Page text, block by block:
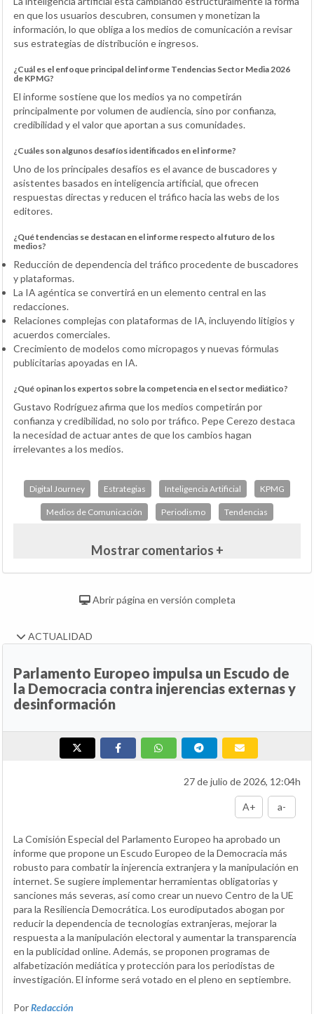
en que los usuarios descubren, consumen y monetizan la
información, lo que obliga a los medios de comunicación a revisar
sus estrategias de distribución e ingresos.
¿Cuál es el enfoque principal del informe Tendencias Sector Media 2026
de KPMG?
El informe sostiene que los medios ya no competirán
principalmente por volumen de audiencia, sino por confianza,
credibilidad y el valor que aportan a sus comunidades.
¿Cuáles son algunos desafíos identificados en el informe?
Uno de los principales desafíos es el avance de buscadores y
asistentes basados en inteligencia artificial, que ofrecen
respuestas directas y reducen el tráfico hacia las webs de los
editores.
¿Qué tendencias se destacan en el informe respecto al futuro de los
medios?
Reducción de dependencia del tráfico procedente de buscadores
y plataformas.
La IA agéntica se convertirá en un elemento central en las
redacciones.
Relaciones complejas con plataformas de IA, incluyendo litigios y
acuerdos comerciales.
Crecimiento de modelos como micropagos y nuevas fórmulas
publicitarias apoyadas en IA.
¿Qué opinan los expertos sobre la competencia en el sector mediático?
Gustavo Rodríguez afirma que los medios competirán por
confianza y credibilidad, no solo por tráfico. Pepe Cerezo destaca
la necesidad de actuar antes de que los cambios hagan
irrelevantes a los medios.
Digital Journey Estrategias Inteligencia Artificial KPMG
Medios de Comunicación Periodismo Tendencias
Mostrar comentarios +
Abrir página en versión completa
ACTUALIDAD
Parlamento Europeo impulsa un Escudo de
la Democracia contra injerencias externas y
desinformación
27 de julio de 2026, 12:04h
A+ a-
La Comisión Especial del Parlamento Europeo ha aprobado un
informe que propone un Escudo Europeo de la Democracia más
robusto para combatir la injerencia extranjera y la manipulación en
internet. Se sugiere implementar herramientas obligatorias y
sanciones más severas, así como crear un nuevo Centro de la UE
para la Resiliencia Democrática. Los eurodiputados abogan por
reducir la dependencia de tecnologías extranjeras, mejorar la
respuesta a la manipulación electoral y aumentar la transparencia
en la publicidad online. Además, se proponen programas de
alfabetización mediática y protección para los periodistas de
investigación. El informe será votado en el pleno en septiembre.
PorRedacción